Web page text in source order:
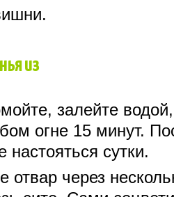
из
залейте
огне 15 минут.
сутки.
отвар через